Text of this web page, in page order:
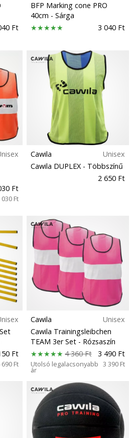
Ft
BFP Marking cone PRO
40cm - Sárga
3 040 Ft
Ft
030 Ft
Cawila
Unisex
Cawila DUPLEX - Többszínű
2 650 Ft
Ft
690 Ft
Cawila
Unisex
Cawila Trainingsleibchen
TEAM 3er Set - Rózsaszín
4 360 Ft
3 490 Ft
Utolsó legalacsonyabb
ár
3 390 Ft